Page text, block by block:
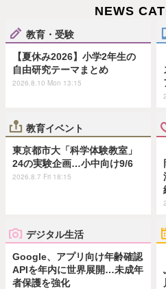
NEWS
教育・受験
【夏休み2026】小学2年生の
自由研究テーマまとめ
2026.8.10 Mon 13:15
教育イベント
東京都市大「科学体験教室」
24の実験企画…小中向け9/6
2026.8.7 Fri 18:15
デジタル生活
Google、アプリ向け年齢確認
APIを年内に世界展開…未成年
者保護を強化